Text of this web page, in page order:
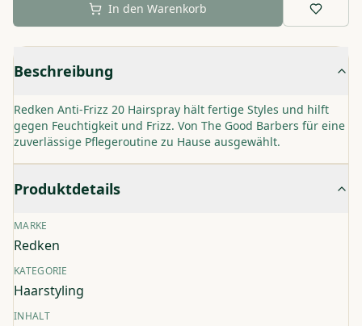
In den Warenkorb
Beschreibung
Redken Anti-Frizz 20 Hairspray hält fertige Styles und hilft
gegen Feuchtigkeit und Frizz. Von The Good Barbers für eine
zuverlässige Pflegeroutine zu Hause ausgewählt.
Produktdetails
MARKE
Redken
KATEGORIE
Haarstyling
INHALT